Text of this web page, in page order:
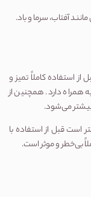
آفتاب، سرما و باد.
از استفاده کاملاً تمیز و
همراه دارد. همچنین از
می‌شود.
است قبل از استفاده با
بی‌خطر و موثر است.